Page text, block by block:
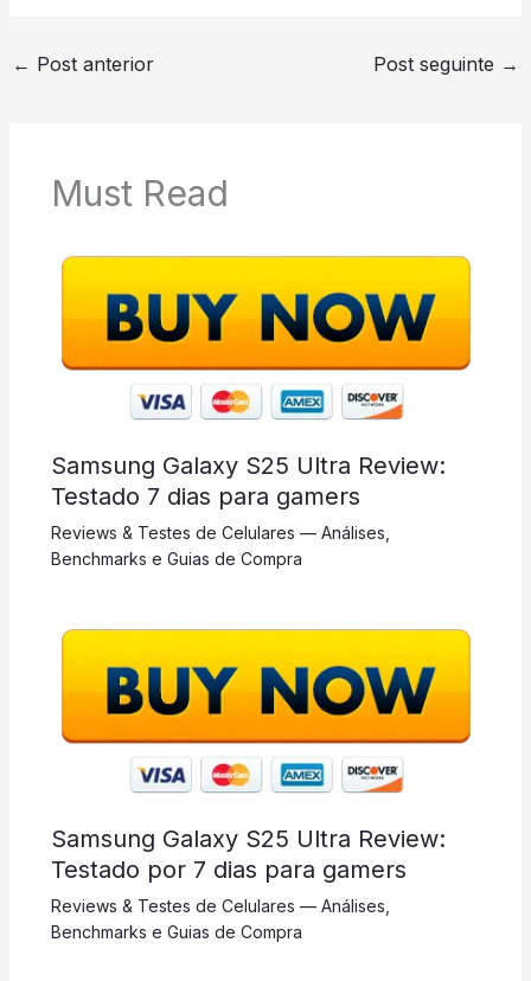
← Post anterior Post seguinte →
Must Read
Samsung Galaxy S25 Ultra Review:
Testado 7 dias para gamers
Reviews & Testes de Celulares — Análises,
Benchmarks e Guias de Compra
Samsung Galaxy S25 Ultra Review:
Testado por 7 dias para gamers
Reviews & Testes de Celulares — Análises,
Benchmarks e Guias de Compra